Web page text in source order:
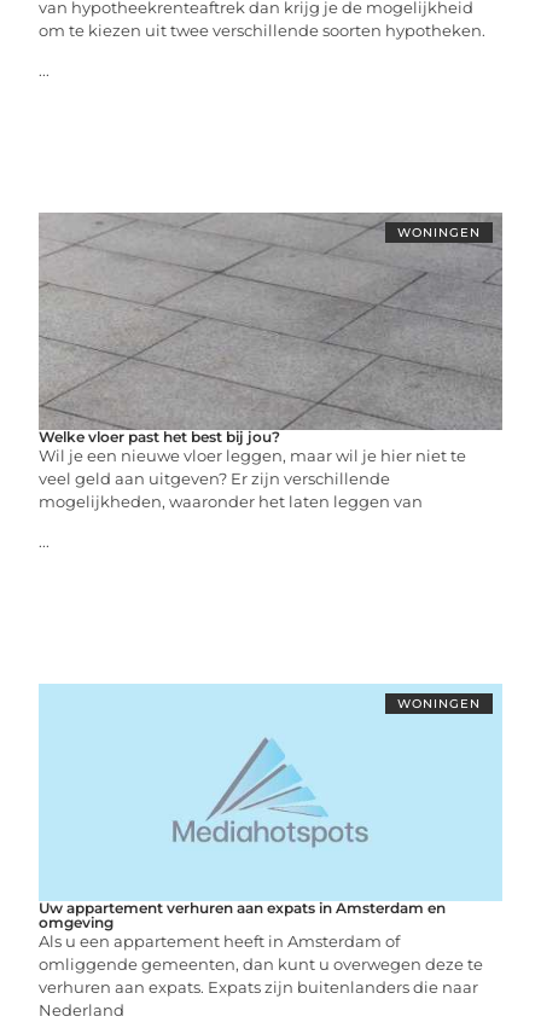
van hypotheekrenteaftrek dan krijg je de mogelijkheid
om te kiezen uit twee verschillende soorten hypotheken.
...
WONINGEN
Welke vloer past het best bij jou?
Wil je een nieuwe vloer leggen, maar wil je hier niet te
veel geld aan uitgeven? Er zijn verschillende
mogelijkheden, waaronder het laten leggen van
...
WONINGEN
Uw appartement verhuren aan expats in Amsterdam en
omgeving
Als u een appartement heeft in Amsterdam of
omliggende gemeenten, dan kunt u overwegen deze te
verhuren aan expats. Expats zijn buitenlanders die naar
Nederland